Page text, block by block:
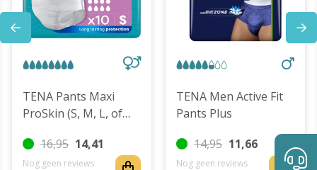
TENA Pants Maxi
ProSkin (S, M, L, of
16,95 14,41
Nog geen reviews
TENA Men Active Fit
Pants Plus
14,95 11,66
Nog geen reviews